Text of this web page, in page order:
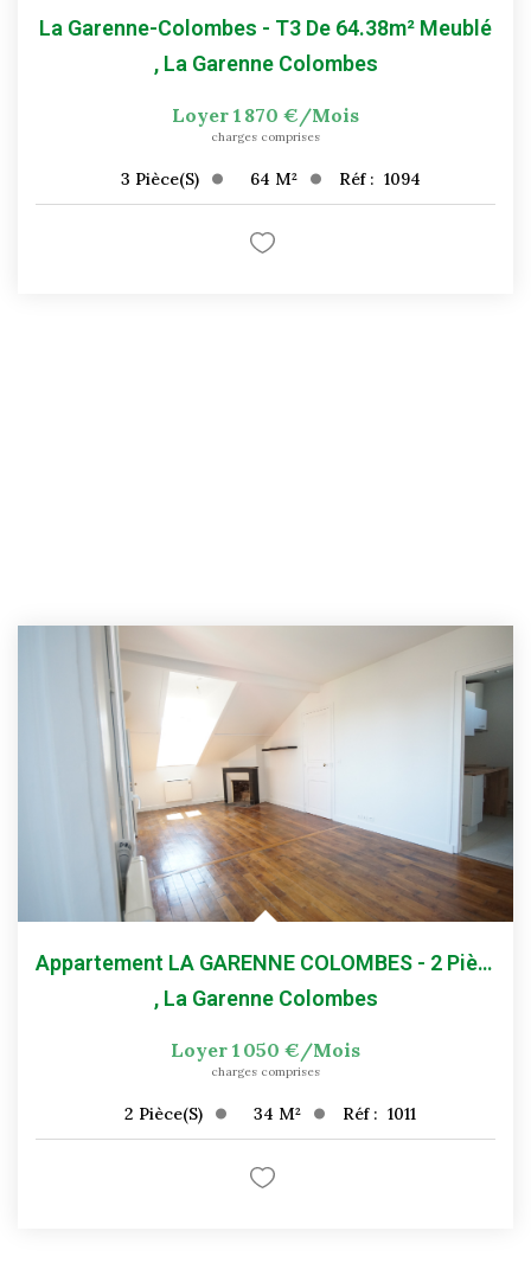
La Garenne-Colombes - T3 De 64.38m² Meublé
, La Garenne Colombes
Loyer 1 870 €/mois
charges comprises
3 Pièce(s) 64 M² Réf : 1094
Appartement LA GARENNE COLOMBES - 2 Pièces - 34.47 M2
, La Garenne Colombes
Loyer 1 050 €/mois
charges comprises
2 Pièce(s) 34 M² Réf : 1011